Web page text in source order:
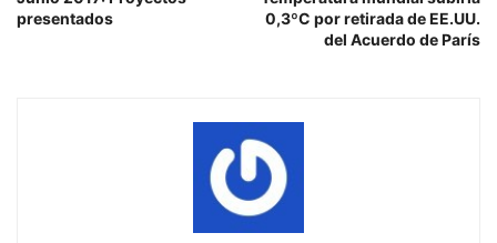
presentados
0,3ºC por retirada de EE.UU.
del Acuerdo de París